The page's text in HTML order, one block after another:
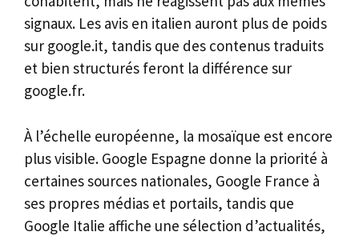
signaux. Les avis en italien auront plus de poids
sur google.it, tandis que des contenus traduits
et bien structurés feront la différence sur
google.fr.
À l’échelle européenne, la mosaïque est encore
plus visible. Google Espagne donne la priorité à
certaines sources nationales, Google France à
ses propres médias et portails, tandis que
Google Italie affiche une sélection d’actualités,